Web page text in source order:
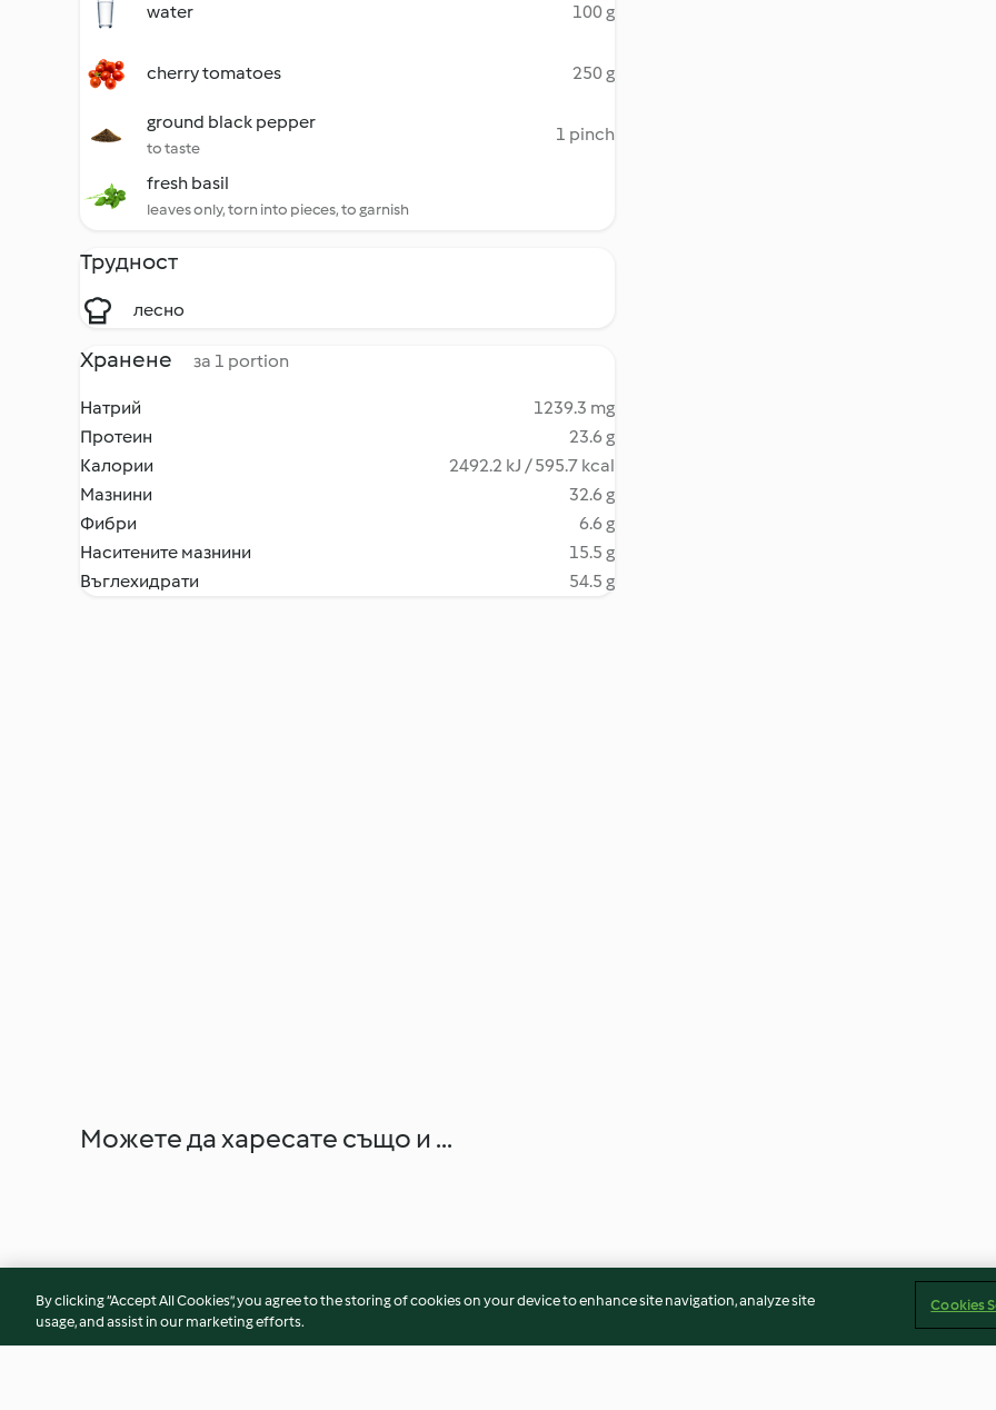
water 100 g
cherry tomatoes 250 g
ground black pepper
to taste
1 pinch
fresh basil
leaves only, torn into pieces, to garnish
Трудност
лесно
Хранене за 1 portion
Натрий
1239.3 mg
Протеин
23.6 g
Калории
2492.2 kJ / 595.7 kcal
Мазнини
32.6 g
Фибри
6.6 g
Наситените мазнини
15.5 g
Въглехидрати
54.5 g
Можете да харесате също и ...
By clicking “Accept All Cookies”, you agree to the storing of cookies on your device to enhance site navigation, analyze site
usage, and assist in our marketing efforts.
Cookies